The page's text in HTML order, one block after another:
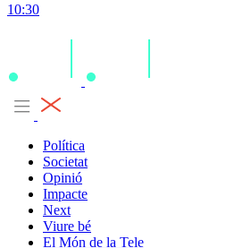
10:30
Política
Societat
Opinió
Impacte
Next
Viure bé
El Món de la Tele